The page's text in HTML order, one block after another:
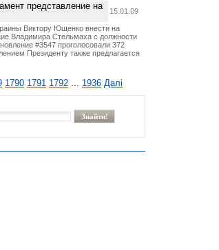
представление на
15.01.09
Виктору Ющенко внести на
Владимира Стельмаха с должности
#3547 проголосовали 372
Президенту также предлагается
1790 1791 1792 ... 1936 Далі